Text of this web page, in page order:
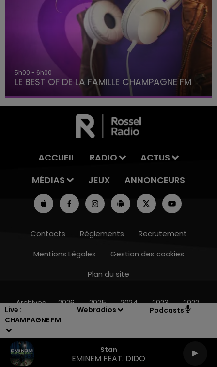
Live :
CHAMPAGNE FM
Webradios Podcasts
Stan
EMINEM FEAT. DIDO
6h00 - 10h00
La Famille
ACCUEIL RADIO
ACTUS
MÉDIAS
JEUX ANNONCEURS
Contacts Règlements
Recrutement
Mentions Légales
Gestion des cookies
Plan du site
Archives 2026 2025 2024 2023 2022